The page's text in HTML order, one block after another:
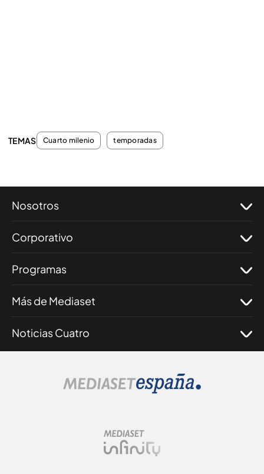
TEMAS Cuarto milenio temporadas
Nosotros
Corporativo
Programas
Más de Mediaset
Noticias Cuatro